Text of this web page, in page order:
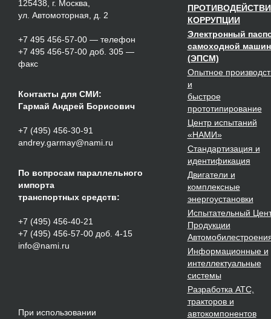
125438, г. Москва,
ул. Автомоторная, д. 2
+7 495 456-57-00 — телефон
+7 495 456-57-00 доб. 305 —
факс
Контакты для СМИ:
Гармай Андрей Борисович
+7 (495) 456-30-91
andrey.garmay@nami.ru
По вопросам параллельного
импорта
транспортных средств:
+7 (495) 456-40-21
+7 (495) 456-57-00 доб. 4-15
info@nami.ru
При использовании
КОРРУПЦИИ
Электронный
самоходной
(ЭПСМ)
Опытное
и
быстрое
прототипирование
Центр испытаний
«НАМИ»
Стандартизация и
идентификация
Двигатели и
комплексные
энергоустановки
Испытательный
Продукции
Информационные и
интеллектуальные
системы
Разработка АТС,
тракторов и
автокомпонентов